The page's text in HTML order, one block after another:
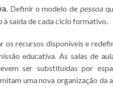
. Definir o modelo de pessoa
à saída de cada ciclo formativo.
os recursos disponíveis e
educativa. As salas de
ser substituídas por
uma nova organização da